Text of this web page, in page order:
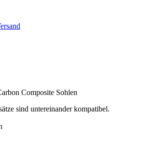
Composite Sohlen
sind untereinander kompatibel.